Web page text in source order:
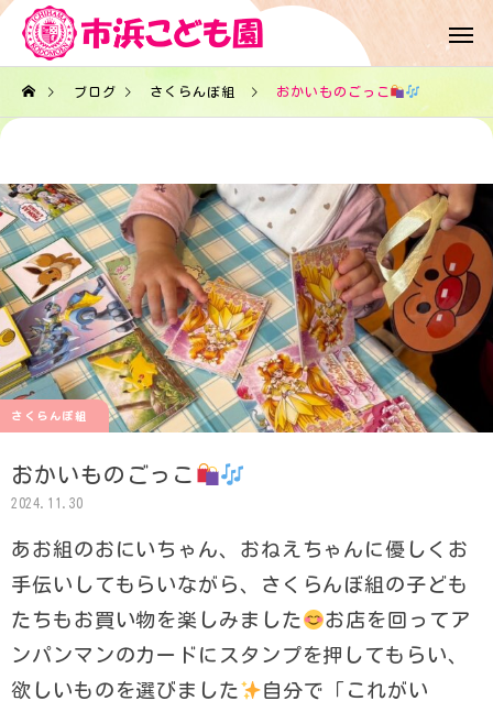
ブログ さくらんぼ組 おかいものごっこ
さくらんぼ組
おかいものごっこ
2024.11.30
あお組のおにいちゃん、おねえちゃんに優しくお
手伝いしてもらいながら、さくらんぼ組の子ども
たちもお買い物を楽しみました
お店を回ってア
ンパンマンのカードにスタンプを押してもらい、
欲しいものを選びました
自分で「これがい